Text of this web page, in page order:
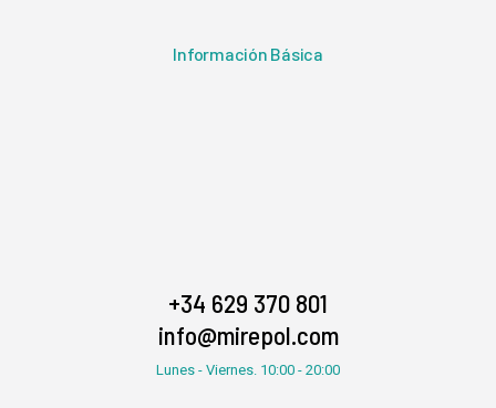
Información Básica
+34 629 370 801
info@mirepol.com
Lunes - Viernes. 10:00 - 20:00